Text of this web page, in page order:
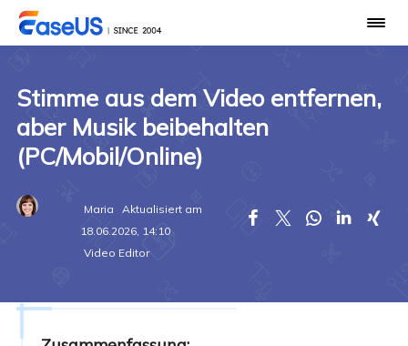
Stimme aus dem Video entfernen,
aber Musik beibehalten
(PC/Mobil/Online)
Maria
Aktualisiert am
18.06.2026, 14:10
Video Editor
    